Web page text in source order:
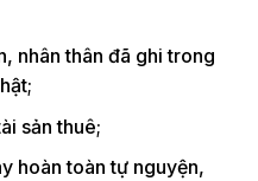
nhân thân đã ghi trong
sản thuê;
hoàn toàn tự nguyện,